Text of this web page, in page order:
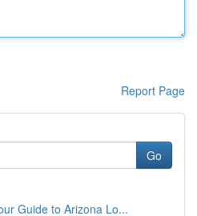
Report Page
Go
Guide to Arizona Lo...